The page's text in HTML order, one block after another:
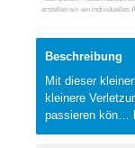
erstellen wir ein individuelles
Beschreibung
Mit dieser
kleinere
passieren kön…